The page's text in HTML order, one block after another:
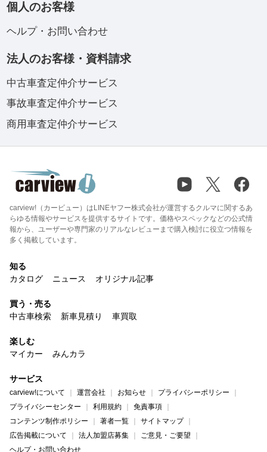
個人のお客様
ヘルプ・お問い合わせ
法人のお客様・資料請求
中古車査定仲介サービス
事故車査定仲介サービス
商用車査定仲介サービス
carview!（カービュー）はLINEヤフー株式会社が運営するクルマに関するあ
らゆる情報やサービスを提供するサイトです。価格やスペックなどの公式情
報から、ユーザーや専門家のリアルなレビューまで購入検討に役立つ情報を
多く掲載しています。
知る
カタログ
ニュース オリジナル記事
買う・売る
中古車検索
新車見積り 車買取
楽しむ
マイカー
みんカラ
サービス
carview!について 運営会社 お知らせ
プライバシーポリシー
プライバシーセンター
利用規約
免責事項
コンテンツ制作ポリシー
著者一覧
サイトマップ
広告掲載について
法人加盟店募集
ご意見・ご要望
ヘルプ・お問い合わせ